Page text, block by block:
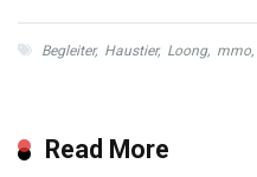
Begleiter, Haustier, Loong, mmo,
Read More